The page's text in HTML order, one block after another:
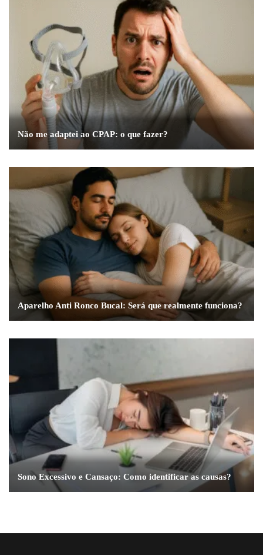
Não me adaptei ao CPAP: o que fazer?
Aparelho Anti Ronco Bucal: Será que realmente funciona?
Sono Excessivo e Cansaço: Como identificar as causas?